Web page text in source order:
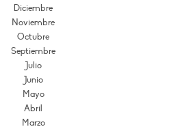
Diciembre
Noviembre
Octubre
Septiembre
Julio
Junio
Mayo
Abril
Marzo